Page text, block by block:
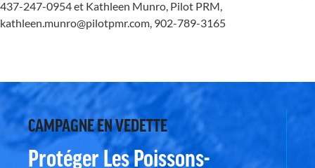
437-247-0954 et Kathleen Munro, Pilot PRM,
kathleen.munro@pilotpmr.com, 902-789-3165
CAMPAGNE EN VEDETTE
Protéger Les Poissons-